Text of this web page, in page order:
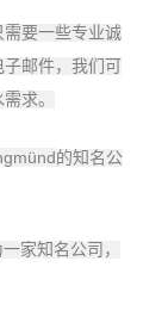
要一些专业诚
邮件，我们可
求。
的知名公
家知名公司，